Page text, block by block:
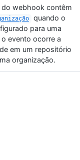
do webhook contêm
quando o
para uma
evento ocorre a
em um repositório
organização.